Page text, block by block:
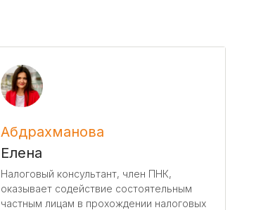
Абдрахманова
Елена
Налоговый консультант, член ПНК,
оказывает содействие состоятельным
частным лицам в прохождении налоговых